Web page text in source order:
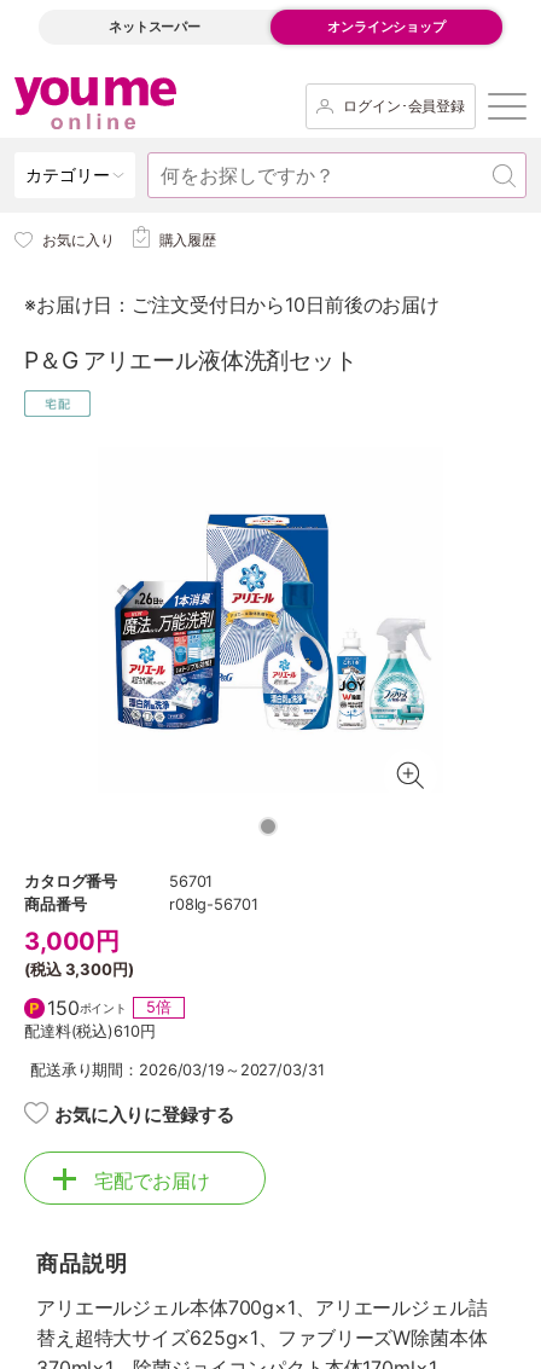
ネットスーパー オンラインショップ
ログイン･会員登録
カテゴリー
お気に入り 購入履歴
※お届け日：ご注文受付日から10日前後のお届け
P＆G アリエール液体洗剤セット
カタログ番号
56701
商品番号
r08lg-56701
3,000 円
(税込3,300円)
150ポイント
5倍
配達料(税込)610円
配送承り期間：2026/03/19～2027/03/31
お気に入りに登録する
宅配でお届け
商品説明
アリエールジェル本体700g×1、アリエールジェル詰
替え超特大サイズ625g×1、ファブリーズW除菌本体